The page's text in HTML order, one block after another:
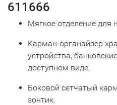
611666
Мягкое отделение
Карман-органайзер
устройства,
доступном виде.
Боковой сетчатый
зонтик.